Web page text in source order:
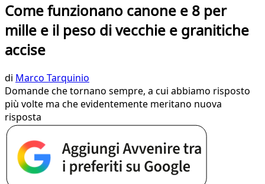
Come funzionano canone e 8 per
mille e il peso di vecchie e granitiche
accise
di Marco Tarquinio
Domande che tornano sempre, a cui abbiamo risposto
più volte ma che evidentemente meritano nuova
risposta